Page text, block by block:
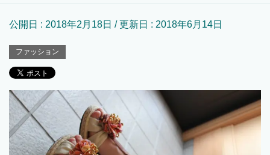
公開日 : 2018年2月18日 / 更新日 : 2018年6月14日
ファッション